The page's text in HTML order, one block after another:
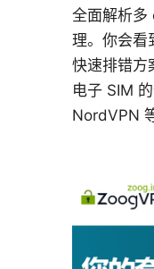
全面解析多
理。你会看
快速排错方
电子 SIM
NordVPN